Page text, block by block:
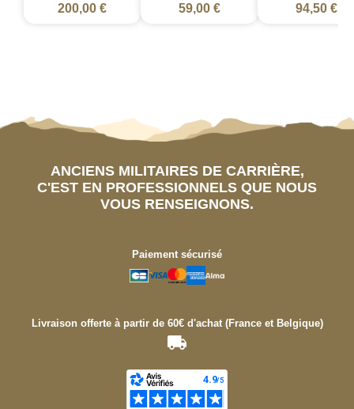
200,00 € 59,00 € 94,50 €
ANCIENS MILITAIRES DE CARRIÈRE,
C'EST EN PROFESSIONNELS QUE NOUS
VOUS RENSEIGNONS.
Paiement sécurisé
Livraison offerte à partir de 60€ d'achat (France et Belgique)